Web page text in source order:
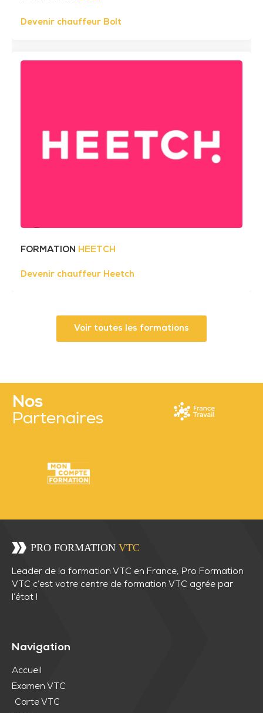
Devenir chauffeur Bolt
FORMATION HEETCH
Devenir chauffeur Heetch
Voir toutes les formations
Nos
Partenaires
Leader de la formation VTC en France, Pro Formation
VTC c’est votre centre de formation VTC agrée par
l’état !
Navigation
Accueil
Examen VTC
Carte VTC